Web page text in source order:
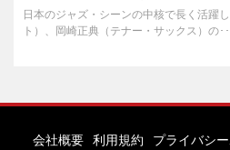
日本のジャズ・シーンの中核で長く活躍
ト）、岡崎正典（テナー・サックス）の･･
会社概要 利用規約 プライバシ